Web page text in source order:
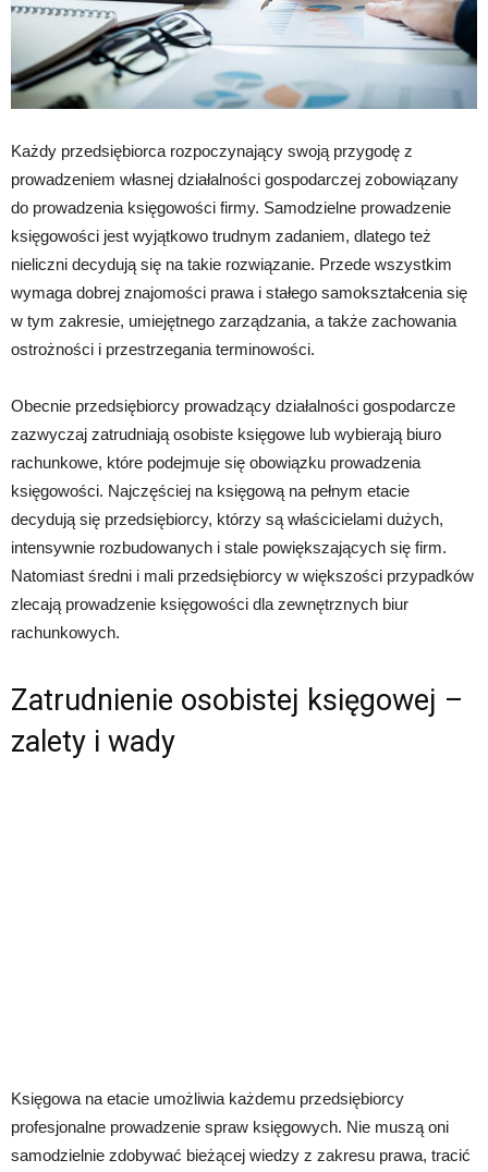
Każdy przedsiębiorca rozpoczynający swoją przygodę z
prowadzeniem własnej działalności gospodarczej zobowiązany
do prowadzenia księgowości firmy. Samodzielne prowadzenie
księgowości jest wyjątkowo trudnym zadaniem, dlatego też
nieliczni decydują się na takie rozwiązanie. Przede wszystkim
wymaga dobrej znajomości prawa i stałego samokształcenia się
w tym zakresie, umiejętnego zarządzania, a także zachowania
ostrożności i przestrzegania terminowości.
Obecnie przedsiębiorcy prowadzący działalności gospodarcze
zazwyczaj zatrudniają osobiste księgowe lub wybierają biuro
rachunkowe, które podejmuje się obowiązku prowadzenia
księgowości. Najczęściej na księgową na pełnym etacie
decydują się przedsiębiorcy, którzy są właścicielami dużych,
intensywnie rozbudowanych i stale powiększających się firm.
Natomiast średni i mali przedsiębiorcy w większości przypadków
zlecają prowadzenie księgowości dla zewnętrznych biur
rachunkowych.
Zatrudnienie osobistej księgowej –
zalety i wady
Księgowa na etacie umożliwia każdemu przedsiębiorcy
profesjonalne prowadzenie spraw księgowych. Nie muszą oni
samodzielnie zdobywać bieżącej wiedzy z zakresu prawa, tracić